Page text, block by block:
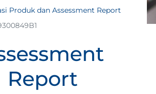
Produk dan Assessment Report
Report